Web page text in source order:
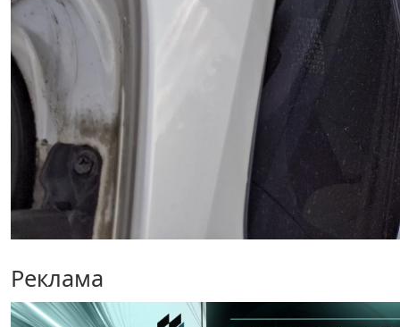
Реклама